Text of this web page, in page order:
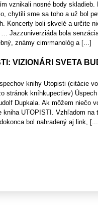
vznikali nosné body
chytili sme sa toho a už bol
Koncerty boli skvelé a určite
Jazzuniverziáda bola
známy cimrmanológ a [...]
VIZIONÁRI SVETA
knihy Utopisti (citácie
stránok kníhkupectiev)
Dupkala. Ak môžem niečo
kniha UTOPISTI. Vzhľadom
bol nahradený aj link,